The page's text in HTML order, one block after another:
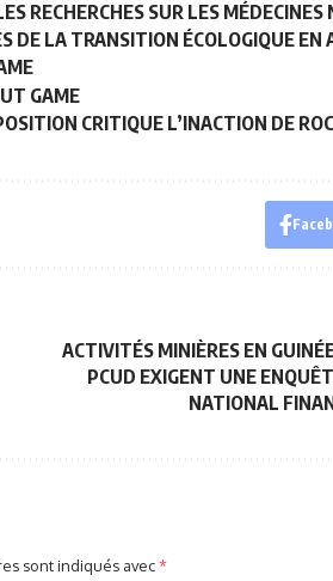
RECHERCHES SUR LES
DE LA TRANSITION ÉCOLOGIQUE EN
GAME
CRITIQUE L’INACTION DE
ACTIVITÉS MINIÈRES EN
PCUD EXIGENT UNE
NATIONAL
sont indiqués avec*